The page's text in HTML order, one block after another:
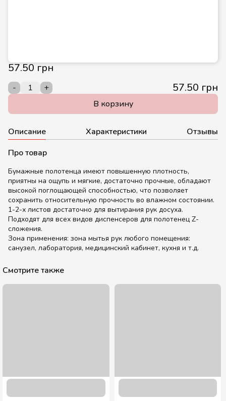
57.50 грн
- + 57.50 грн
В корзину
Описание Характеристики
Отзывы
Про товар
Бумажные полотенца имеют повышенную плотность,
приятны на ощупь и мягкие, достаточно прочные, обладают
высокой поглощающей способностью, что позволяет
сохранить относительную прочность во влажном состоянии.
1-2-х листов достаточно для вытирания рук досуха.
Подходят для всех видов диспенсеров для полотенец Z-
сложения.
Зона применения: зона мытья рук любого помещения:
санузел, лаборатория, медицинский кабинет, кухня и т.д.
Смотрите также